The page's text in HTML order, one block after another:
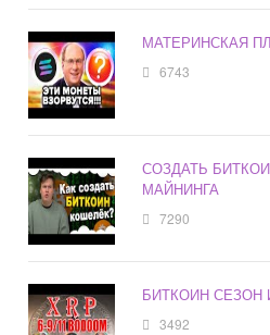
МАТЕРИНСКАЯ
6743
СОЗДАТЬ
МАЙНИНГА
7290
БИТКОИН СЕЗОН
3492